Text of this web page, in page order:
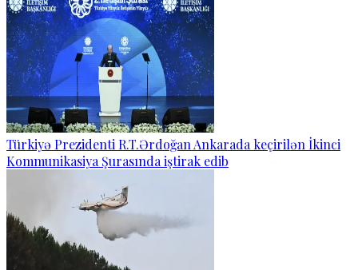
Türkiyə Prezidenti R.T.Ərdoğan Ankarada keçirilən İkinci
Kommunikasiya Şurasında iştirak edib